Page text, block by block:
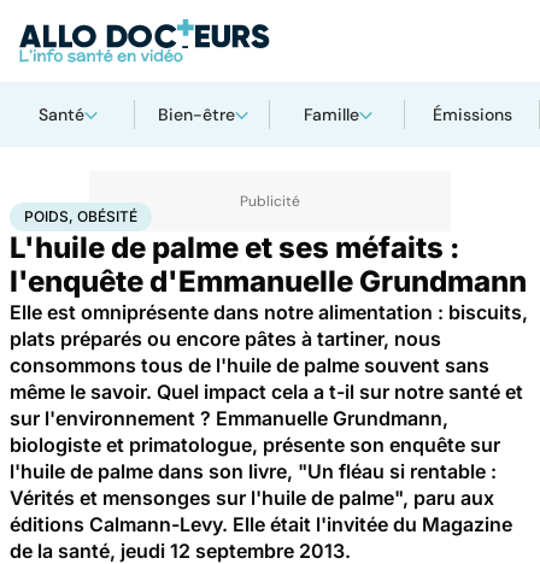
Santé Bien-être Famille Émissions
Accueil SantéMaladies Poids, obésité
POIDS, OBÉSITÉ
L'huile de palme et ses méfaits :
l'enquête d'Emmanuelle Grundmann
Elle est omniprésente dans notre alimentation : biscuits,
plats préparés ou encore pâtes à tartiner, nous
consommons tous de l'huile de palme souvent sans
même le savoir. Quel impact cela a t-il sur notre santé et
sur l'environnement ? Emmanuelle Grundmann,
biologiste et primatologue, présente son enquête sur
l'huile de palme dans son livre, "Un fléau si rentable :
Vérités et mensonges sur l'huile de palme", paru aux
éditions Calmann-Levy. Elle était l'invitée du Magazine
de la santé, jeudi 12 septembre 2013.